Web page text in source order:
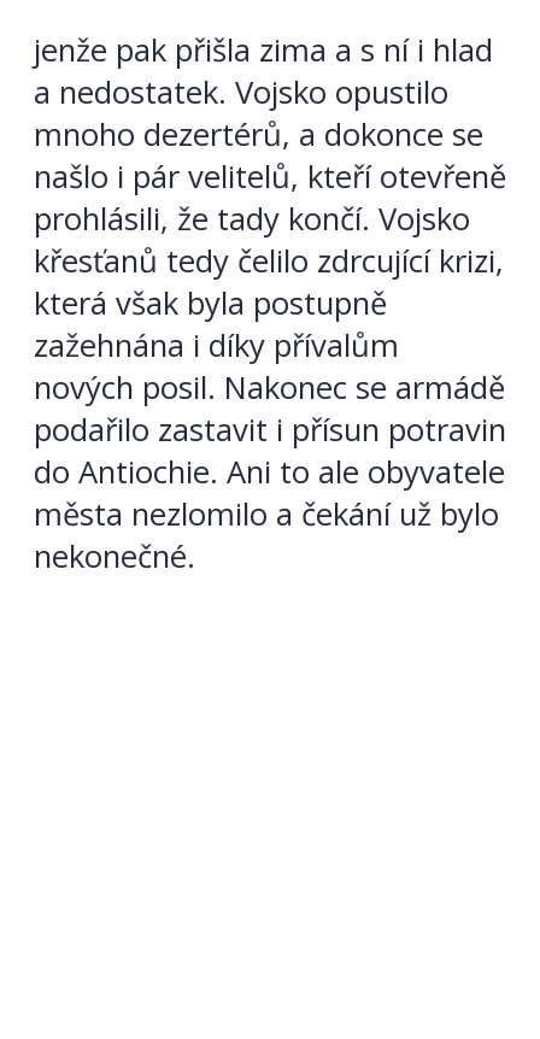
jenže pak přišla zima a s ní i hlad
a nedostatek. Vojsko opustilo
mnoho dezertérů, a dokonce se
našlo i pár velitelů, kteří otevřeně
prohlásili, že tady končí. Vojsko
křesťanů tedy čelilo zdrcující krizi,
která však byla postupně
zažehnána i díky přívalům
nových posil. Nakonec se armádě
podařilo zastavit i přísun potravin
do Antiochie. Ani to ale obyvatele
města nezlomilo a čekání už bylo
nekonečné.